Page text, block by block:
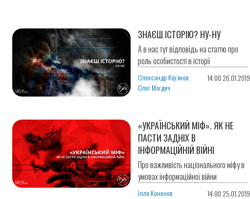
ЗНАЄШ ІСТОРІЮ? НУ-НУ
А в нас тут відповідь на статтю про
роль особистості в історії
Олександр Кір’яков
Олег Магдич
14:00 26.01.2019
«УКРАЇНСЬКИЙ МІФ». ЯК НЕ
ПАСТИ ЗАДНІХ В
ІНФОРМАЦІЙНІЙ ВІЙНІ
Про важливість національного міфу в
умовах інформаційної війни
Ілля Кононов 14:00 25.01.2019